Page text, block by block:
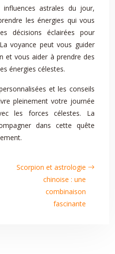
astrales du jour,
les énergies qui vous
décisions éclairées pour
voyance peut vous guider
et vous aider à prendre des
énergies célestes.
et les conseils
pleinement votre journée
les forces célestes. La
dans cette quête
Scorpion et astrologie
chinoise : une
combinaison
fascinante